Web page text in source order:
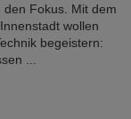
Fokus. Mit dem
wollen
begeistern:
...